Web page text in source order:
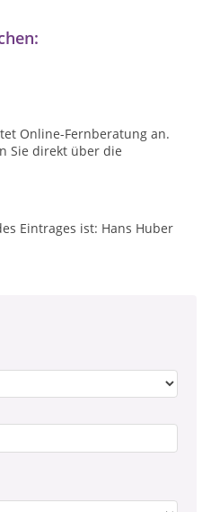
Online-Fernberatung an.
Sie direkt über die
Eintrages ist: Hans Huber